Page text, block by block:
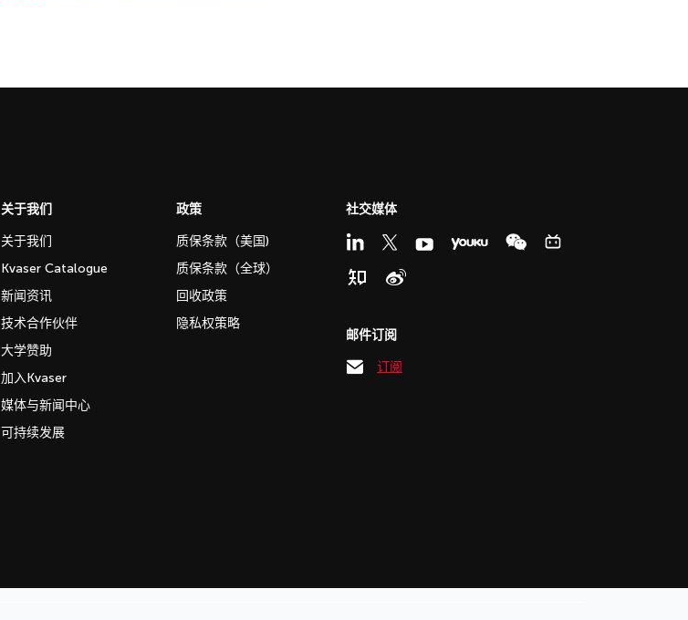
关于我们
关于我们
Kvaser Catalogue
新闻资讯
技术合作伙伴
大学赞助
加入Kvaser
媒体与新闻中心
可持续发展
政策
质保条款（美国)
质保条款（全球）
回收政策
隐私权策略
社交媒体
邮件订阅
订阅